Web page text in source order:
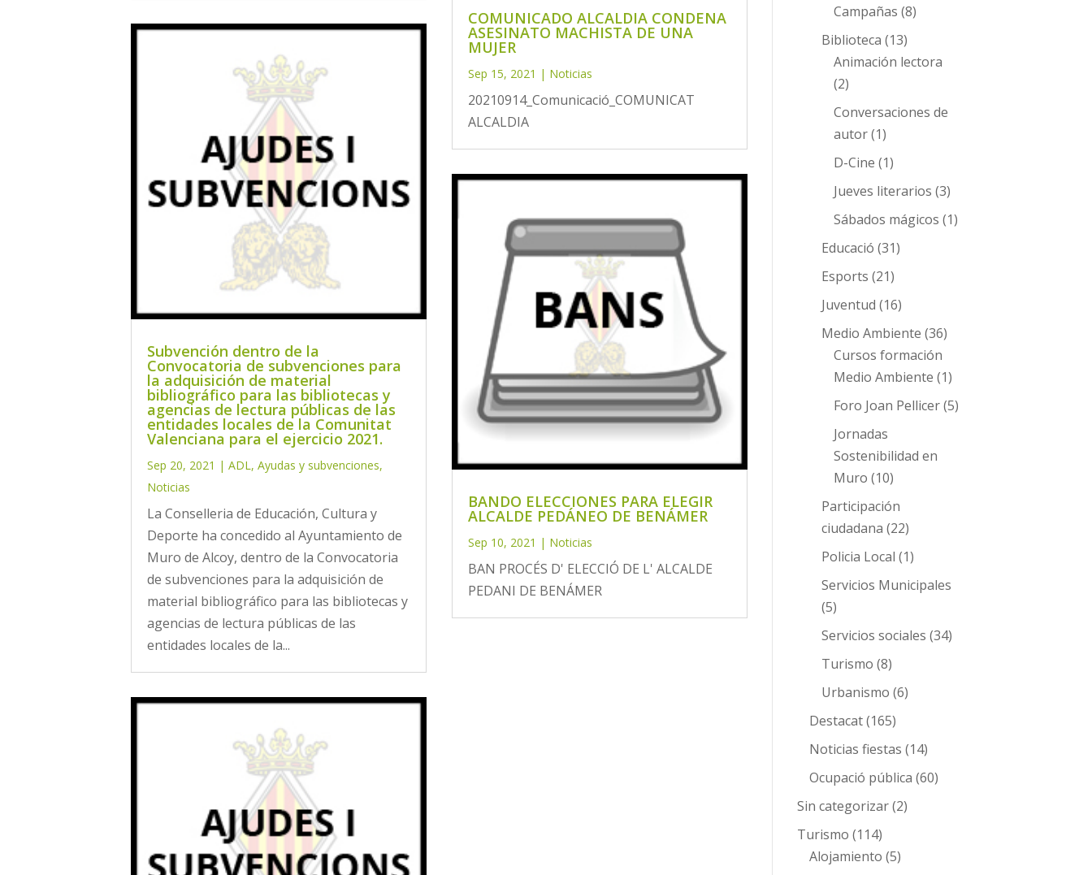
Subvención dentro de la
Convocatoria de subvenciones para
la adquisición de material
bibliográfico para las bibliotecas y
agencias de lectura públicas de las
entidades locales de la Comunitat
Valenciana para el ejercicio 2021.
Sep 20, 2021 |ADL,Ayudas y subvenciones,
Noticias
La Conselleria de Educación, Cultura y
Deporte ha concedido al Ayuntamiento de
Muro de Alcoy, dentro de la Convocatoria
de subvenciones para la adquisición de
material bibliográfico para las bibliotecas y
agencias de lectura públicas de las
entidades locales de la...
COMUNICADO ALCALDIA CONDENA
ASESINATO MACHISTA DE UNA
MUJER
Sep 15, 2021 | Noticias
20210914_Comunicació_COMUNICAT
ALCALDIA
BANDO ELECCIONES PARA ELEGIR
ALCALDE PEDÁNEO DE BENÁMER
Sep 10, 2021 | Noticias
BAN PROCÉS D' ELECCIÓ DE L' ALCALDE
PEDANI DE BENÁMER
Campañas (8)
Biblioteca (13)
Animación lectora
(2)
Conversaciones de
autor(1)
D-Cine (1)
Jueves literarios (3)
Sábados mágicos (1)
Educació (31)
Esports (21)
Juventud (16)
Medio Ambiente (36)
Cursos formación
Medio Ambiente (1)
Foro Joan Pellicer(5)
Jornadas
Sostenibilidad en
Muro (10)
Participación
ciudadana (22)
Policia Local (1)
Servicios Municipales
(5)
Servicios sociales (34)
Turismo (8)
Urbanismo (6)
Destacat(165)
Noticias fiestas (14)
Ocupació pública (60)
Sin categorizar(2)
Turismo (114)
Alojamiento (5)